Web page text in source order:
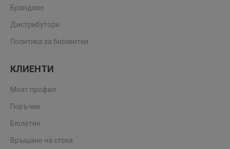
Брандове
Дистрибутори
Политика за бисквитки
КЛИЕНТИ
Моят профил
Поръчки
Бюлетин
Връщане на стока